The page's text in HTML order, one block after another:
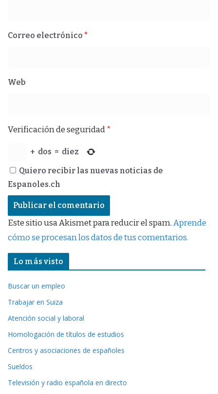
Correo electrónico *
Web
Verificación de seguridad*
+ dos = diez
Quiero recibir las nuevas noticias de
Espanoles.ch
Este sitio usa Akismet para reducir el spam.Aprende
cómo se procesan los datos de tus comentarios.
Lo más visto
Buscar un empleo
Trabajar en Suiza
Atención social y laboral
Homologación de títulos de estudios
Centros y asociaciones de españoles
Sueldos
Televisión y radio española en directo